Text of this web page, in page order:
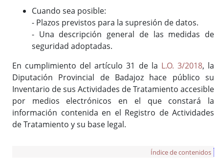
Cuando sea posible:
- Plazos previstos para la supresión de datos.
- Una descripción general de las medidas de
seguridad adoptadas.
En cumplimiento del artículo 31 de la L.O. 3/2018, la
Diputación Provincial de Badajoz hace público su
Inventario de sus Actividades de Tratamiento accesible
por medios electrónicos en el que constará la
información contenida en el Registro de Actividades
de Tratamiento y su base legal.
Índice de contenidos